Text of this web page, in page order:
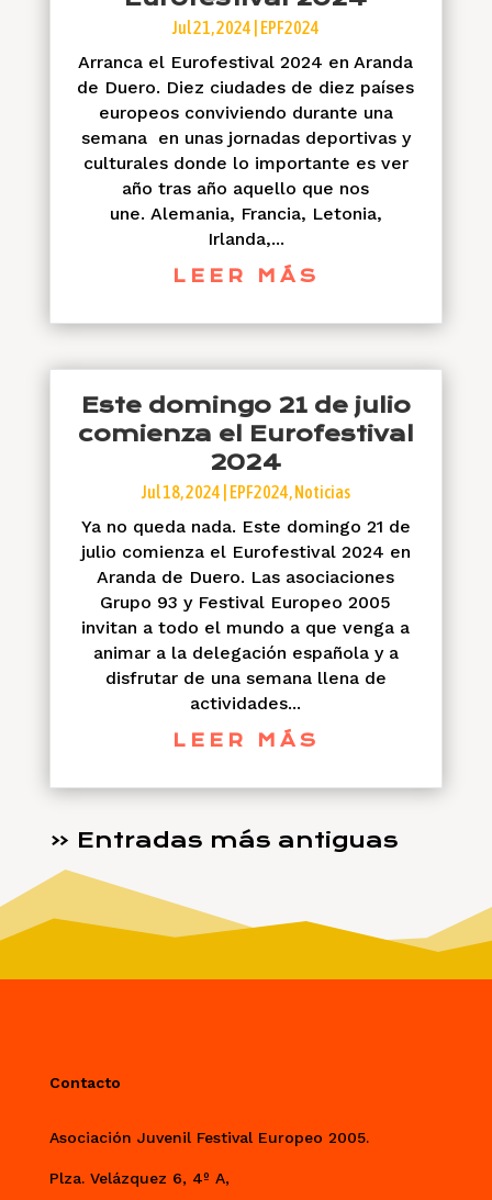
Jul 21, 2024 EPF2024
Arranca el Eurofestival 2024 en Aranda
de Duero. Diez ciudades de diez países
europeos conviviendo durante una
semana en unas jornadas deportivas y
culturales donde lo importante es ver
año tras año aquello que nos
une. Alemania, Francia, Letonia,
Irlanda,...
LEER MÁS
Este domingo 21 de julio
comienza el Eurofestival
2024
Jul 18, 2024 EPF2024, Noticias
Ya no queda nada. Este domingo 21 de
julio comienza el Eurofestival 2024 en
Aranda de Duero. Las asociaciones
Grupo 93 y Festival Europeo 2005
invitan a todo el mundo a que venga a
animar a la delegación española y a
disfrutar de una semana llena de
actividades...
LEER MÁS
« Entradas más antiguas
Contacto
Asociación Juvenil Festival Europeo 2005.
Plza. Velázquez 6, 4º A,